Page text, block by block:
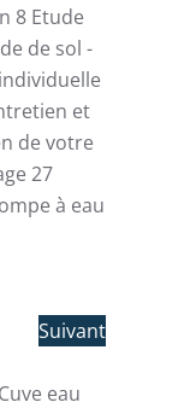
8 Etude
de sol -
et
de votre
27
à eau
Suivant
Cuve eau